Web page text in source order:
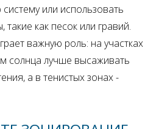
или использовать
как песок или гравий.
важную роль: на участках
солнца лучше высаживать
а в тенистых зонах -